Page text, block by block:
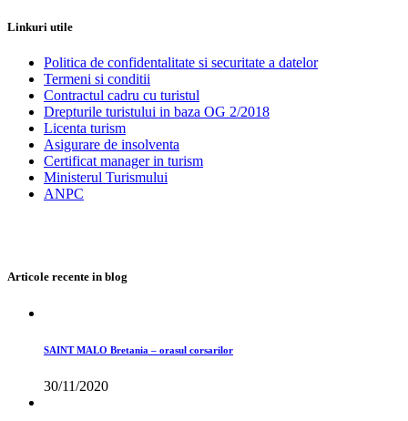
Linkuri utile
Politica de confidentalitate si securitate a datelor
Termeni si conditii
Contractul cadru cu turistul
Drepturile turistului in baza OG 2/2018
Licenta turism
Asigurare de insolventa
Certificat manager in turism
Ministerul Turismului
ANPC
Articole recente in blog
SAINT MALO Bretania – orasul corsarilor
30/11/2020